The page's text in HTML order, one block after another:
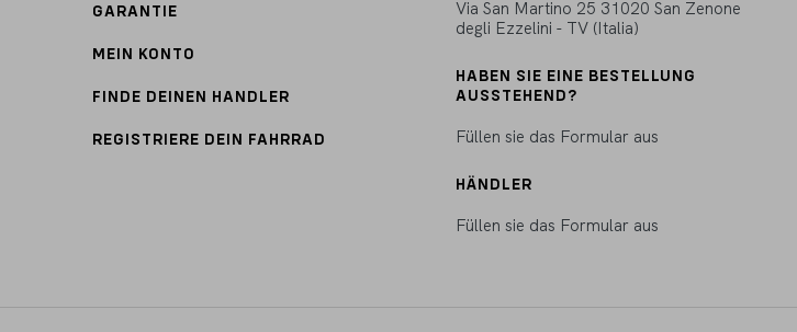
GARANTIE
MEIN KONTO
FINDE DEINEN HANDLER
REGISTRIERE DEIN FAHRRAD
Via San Martino 25 31020 San Zenone
degli Ezzelini - TV (Italia)
HABEN SIE EINE BESTELLUNG
AUSSTEHEND?
Füllen sie das Formular aus
HÄNDLER
Füllen sie das Formular aus